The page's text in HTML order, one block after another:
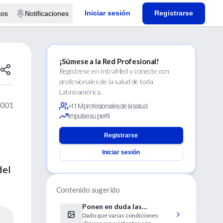
Notificaciones Iniciar sesión Registrarse
¡Súmese a la Red Profesional!
Regístrese en IntraMed y conecte con
profesionales de la salud de toda
Latinoamérica.
+1.1 M profesionales de la salud
Impulse su perfil
Registrarse
Iniciar sesión
Contenido sugerido
Ponen en duda las
contraindicaciones
Dado que varias condiciones